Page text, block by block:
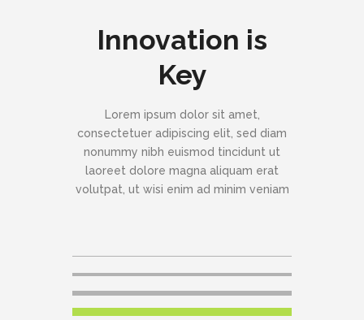
Innovation is
Key
Lorem ipsum dolor sit amet,
consectetuer adipiscing elit, sed diam
nonummy nibh euismod tincidunt ut
laoreet dolore magna aliquam erat
volutpat, ut wisi enim ad minim veniam